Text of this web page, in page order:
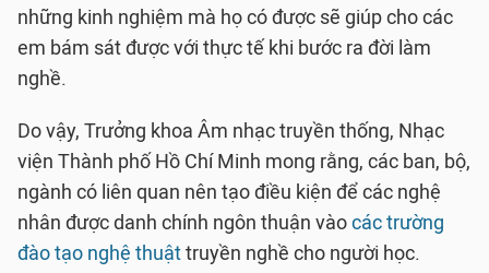
những kinh nghiệm mà họ có được sẽ giúp cho các
em bám sát được với thực tế khi bước ra đời làm
nghề.
Do vậy, Trưởng khoa Âm nhạc truyền thống, Nhạc
viện Thành phố Hồ Chí Minh mong rằng, các ban, bộ,
ngành có liên quan nên tạo điều kiện để các nghệ
nhân được danh chính ngôn thuận vàocác trường
đào tạo nghệ thuậttruyền nghề cho người học.